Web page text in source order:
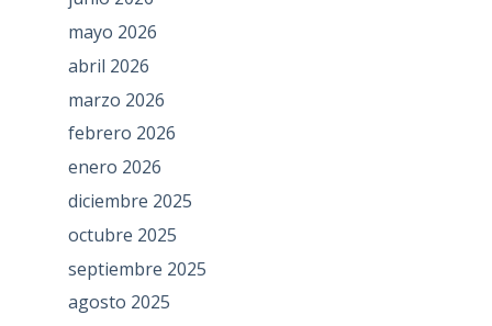
mayo 2026
abril 2026
marzo 2026
febrero 2026
enero 2026
diciembre 2025
octubre 2025
septiembre 2025
agosto 2025